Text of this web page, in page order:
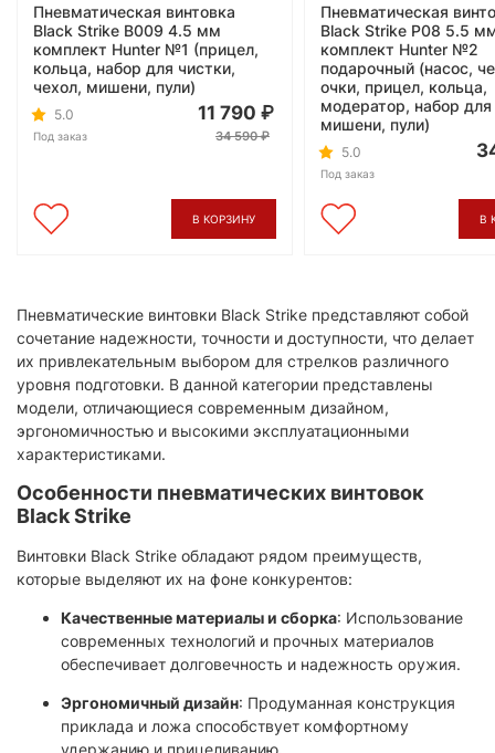
Пневматическая винтовка
Black Strike B009 4.5 мм
комплект Hunter №1 (прицел,
кольца, набор для чистки,
чехол, мишени, пули)
5.0
Под заказ
11 790
34 590
В КОРЗИНУ
Пневматическая
Black Strike P08 5.5
комплект Hunter №2
подарочный (насос,
очки, прицел, кольца,
модератор, набор для
мишени, пули)
5.0
Под заказ
В
​Пневматические винтовки Black Strike представляют собой
сочетание надежности, точности и доступности, что делает
их привлекательным выбором для стрелков различного
уровня подготовки. В данной категории представлены
модели, отличающиеся современным дизайном,
эргономичностью и высокими эксплуатационными
характеристиками.​
Особенности пневматических винтовок
Black Strike
Винтовки Black Strike обладают рядом преимуществ,
которые выделяют их на фоне конкурентов:​
Качественные материалы и сборка: Использование
современных технологий и прочных материалов
обеспечивает долговечность и надежность оружия.​
Эргономичный дизайн: Продуманная конструкция
приклада и ложа способствует комфортному